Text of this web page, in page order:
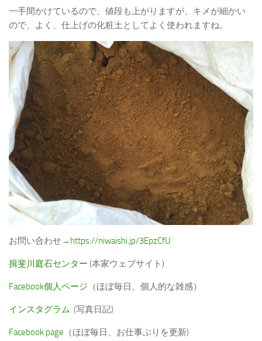
一手間かけているので、値段も上がりますが、キメが細かい
ので、よく、仕上げの化粧土としてよく使われますね。
お問い合わせ→ https://niwaishi.jp/3EpzCfU
揖斐川庭石センター (本家ウェブサイト)
Facebook個人ページ （ほぼ毎日、個人的な雑感）
インスタグラム (写真日記)
Facebook page （ほぼ毎日、お仕事ぶりを更新)